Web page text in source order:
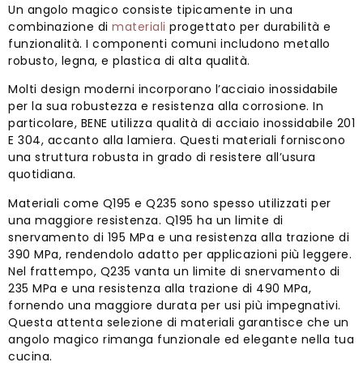
Un angolo magico consiste tipicamente in una
combinazione di materiali progettato per durabilità e
funzionalità. I componenti comuni includono metallo
robusto, legna, e plastica di alta qualità.
Molti design moderni incorporano l’acciaio inossidabile
per la sua robustezza e resistenza alla corrosione. In
particolare, BENE utilizza qualità di acciaio inossidabile 201
E 304, accanto alla lamiera. Questi materiali forniscono
una struttura robusta in grado di resistere all’usura
quotidiana.
Materiali come Q195 e Q235 sono spesso utilizzati per
una maggiore resistenza. Q195 ha un limite di
snervamento di 195 MPa e una resistenza alla trazione di
390 MPa, rendendolo adatto per applicazioni più leggere.
Nel frattempo, Q235 vanta un limite di snervamento di
235 MPa e una resistenza alla trazione di 490 MPa,
fornendo una maggiore durata per usi più impegnativi.
Questa attenta selezione di materiali garantisce che un
angolo magico rimanga funzionale ed elegante nella tua
cucina.